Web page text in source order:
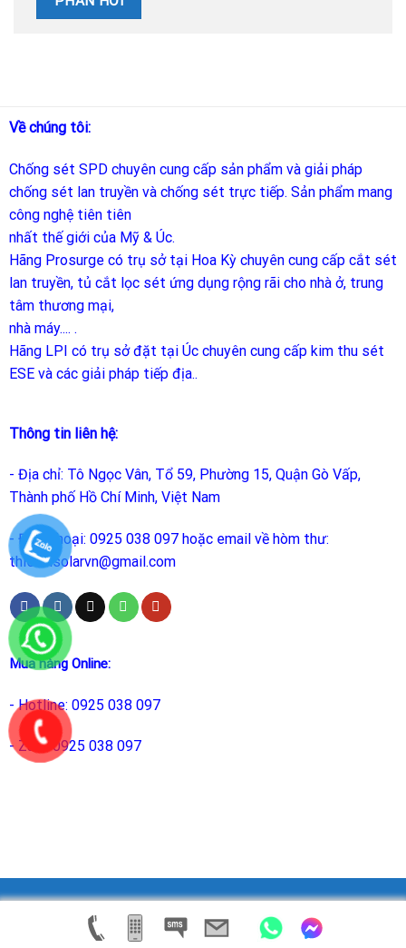
Về chúng tôi:
Chống sét SPD chuyên cung cấp sản phẩm và giải pháp
chống sét lan truyền và chống sét trực tiếp. Sản phẩm mang
công nghệ tiên tiên
nhất thế giới của Mỹ & Úc.
Hãng Prosurge có trụ sở tại Hoa Kỳ chuyên cung cấp cắt sét
lan truyền, tủ cắt lọc sét ứng dụng rộng rãi cho nhà ở, trung
tâm thương mại,
nhà máy.... .
Hãng LPI có trụ sở đặt tại Úc chuyên cung cấp kim thu sét
ESE và các giải pháp tiếp địa..
Thông tin liên hệ:
- Địa chỉ: Tô Ngọc Vân, Tổ 59, Phường 15, Quận Gò Vấp,
Thành phố Hồ Chí Minh, Việt Nam
- Điện thoại: 0925 038 097 hoặc email về hòm thư:
thietbisolarvn@gmail.com
Mua hàng Online:
- Hotline: 0925 038 097
- Zalo: 0925 038 097